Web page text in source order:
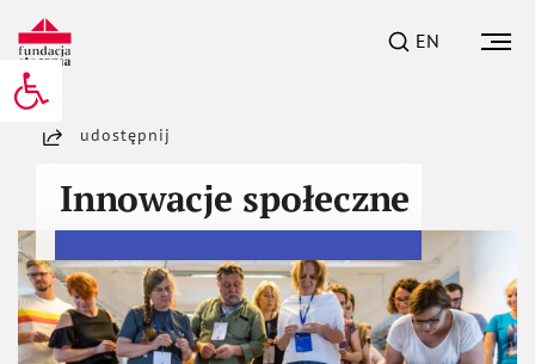
Otwórz pasek narzędzi
EN
Innowacje społeczne
udostępnij